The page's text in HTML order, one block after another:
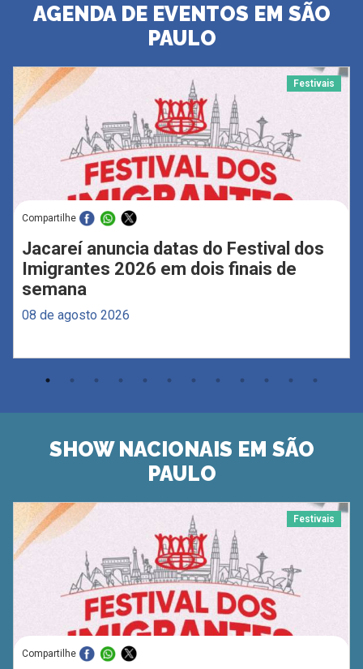
AGENDA DE EVENTOS EM SÃO
PAULO
Festivais
Compartilhe
Jacareí anuncia datas do Festival dos
Imigrantes 2026 em dois finais de
semana
08 de agosto 2026
SHOW NACIONAIS EM SÃO
PAULO
Festivais
Compartilhe